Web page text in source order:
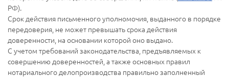
РФ).
Срок действия письменного уполномочия, выданного в порядке
передоверия, не может превышать срока действия
доверенности, на основании которой оно выдано.
С учетом требований законодательства, предъявляемых к
совершению доверенностей, а также основных правил
нотариального делопроизводства правильно заполненный